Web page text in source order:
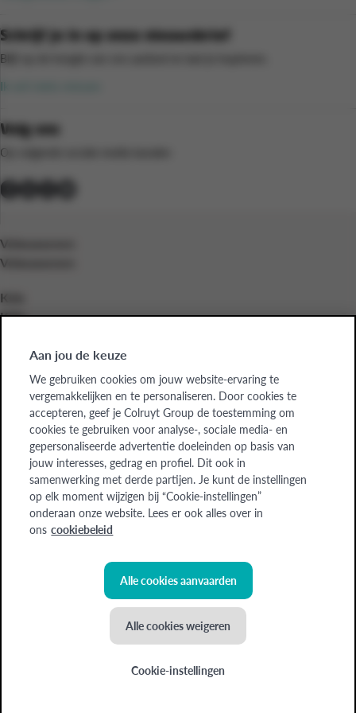
Schrijf je in op onze nieuwsbrief
Blijf op de hoogte van ons aanbod en laat je inspireren.
Ik wil niets missen
Volg ons
Op volgende sociale media kanalen
Volwassenen
Volwassenen
Kids
Kids
Bedrijven
Bedrijven
Over ons
Over ons
CadeaubonWord lesgeverJobs
Colruyt Group Academy (Afdeling van Colruyt Group NV), 1500 HALLE,
Edingensesteenweg 249, Ondernemingsnr: 0400.378.485, BE-0400.378.485.
©2026Colruyt Group
Privacyverklaring Xtra
Algemene voorwaarden
Aan jou de keuze
We gebruiken cookies om jouw website-ervaring te
vergemakkelijken en te personaliseren. Door cookies te
accepteren, geef je Colruyt Group de toestemming om
cookies te gebruiken voor analyse-, sociale media- en
gepersonaliseerde advertentie doeleinden op basis van
jouw interesses, gedrag en profiel. Dit ook in
samenwerking met derde partijen. Je kunt de instellingen
op elk moment wijzigen bij “Cookie-instellingen”
onderaan onze website. Lees er ook alles over in
ons cookiebeleid
Alle cookies aanvaarden
Alle cookies weigeren
Cookie-instellingen